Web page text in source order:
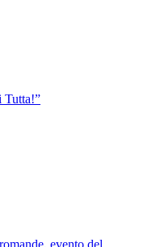
Tutta!”
evento del